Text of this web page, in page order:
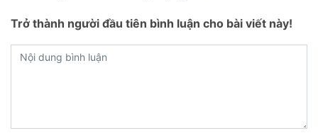
Trở thành người đầu tiên bình luận cho bài viết này!